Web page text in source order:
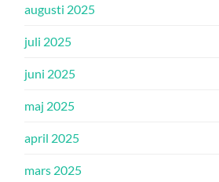
augusti 2025
juli 2025
juni 2025
maj 2025
april 2025
mars 2025